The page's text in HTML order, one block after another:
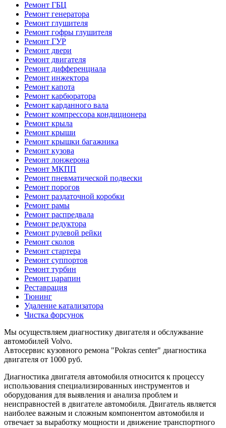
Ремонт ГБЦ
Ремонт генератора
Ремонт глушителя
Ремонт гофры глушителя
Ремонт ГУР
Ремонт двери
Ремонт двигателя
Ремонт дифференциала
Ремонт инжектора
Ремонт капота
Ремонт карбюратора
Ремонт карданного вала
Ремонт компрессора кондиционера
Ремонт крыла
Ремонт крыши
Ремонт крышки багажника
Ремонт кузова
Ремонт лонжерона
Ремонт МКПП
Ремонт пневматической подвески
Ремонт порогов
Ремонт раздаточной коробки
Ремонт рамы
Ремонт распредвала
Ремонт редуктора
Ремонт рулевой рейки
Ремонт сколов
Ремонт стартера
Ремонт суппортов
Ремонт турбин
Ремонт царапин
Реставрация
Тюнинг
Удаление катализатора
Чистка форсунок
Мы осуществляем диагностику двигателя и обслужвание
автомобилей Volvo.
Автосервис кузовного ремона "Pokras center" диагностика
двигателя от 1000 руб.
Диагностика двигателя автомобиля относится к процессу
использования специализированных инструментов и
оборудования для выявления и анализа проблем и
неисправностей в двигателе автомобиля. Двигатель является
наиболее важным и сложным компонентом автомобиля и
отвечает за выработку мощности и движение транспортного